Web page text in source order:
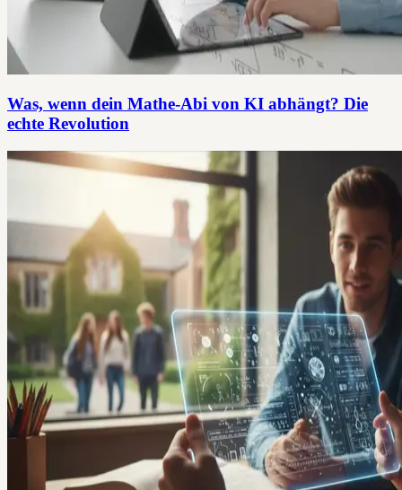
Was, wenn dein Mathe-Abi von KI abhängt? Die
echte Revolution